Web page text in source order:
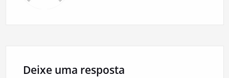
Deixe uma resposta